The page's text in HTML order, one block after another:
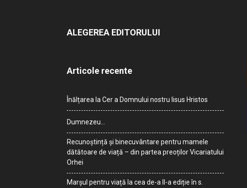
ALEGEREA EDITORULUI
Articole recente
Înălțarea la Cer a Domnului nostru Iisus Hristos
Dumnezeu…
Recunoștință și binecuvântare pentru mamele
dătătoare de viață – din partea preoților Vicariatului
Orhei
Marșul pentru viață la cea de-a II-a ediție în s.